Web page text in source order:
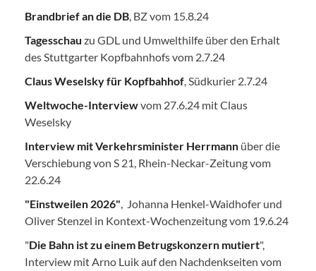
Brandbrief an die DB, BZ vom 15.8.24
Tagesschau zu GDL und Umwelthilfe über den Erhalt
des Stuttgarter Kopfbahnhofs vom 2.7.24
Claus Weselsky für Kopfbahhof, Südkurier 2.7.24
Weltwoche-Interviewvom 27.6.24 mit Claus
Weselsky
Interview mit Verkehrsminister Herrmann über die
Verschiebung von S 21, Rhein-Neckar-Zeitung vom
22.6.24
"Einstweilen 2026", Johanna Henkel-Waidhofer und
Oliver Stenzel in Kontext-Wochenzeitung vom 19.6.24
"Die Bahn ist zu einem Betrugskonzern mutiert",
Interview mit Arno Luik auf den Nachdenkseiten vom